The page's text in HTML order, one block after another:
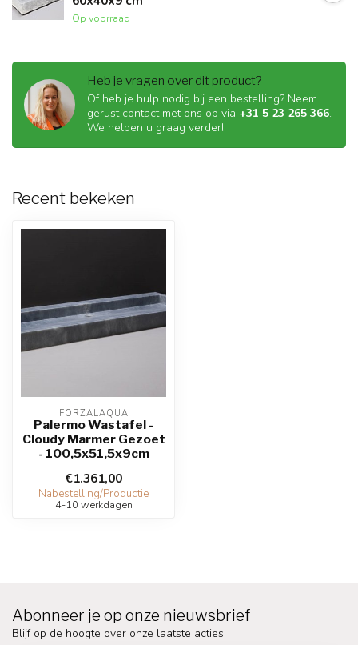
Op voorraad
Heb je vragen over dit product?
Of heb je hulp nodig bij een bestelling? Neem
gerust contact met ons op via +31 5 23 265 366.
We helpen u graag verder!
Recent bekeken
FORZALAQUA
Palermo Wastafel -
Cloudy Marmer Gezoet
- 100,5x51,5x9cm
€1.361,00
Nabestelling/Productie
4-10 werkdagen
Abonneer je op onze nieuwsbrief
Blijf op de hoogte over onze laatste acties